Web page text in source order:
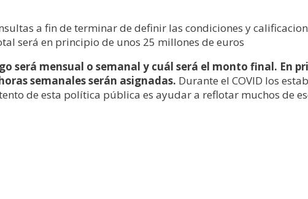
a fin de terminar de definir las condiciones y
será en principio de unos 25 millones de euros
será mensual o semanal y cuál será el monto final. En
semanales serán asignadas. Durante el COVID los
de esta política pública es ayudar a reflotar muchos de